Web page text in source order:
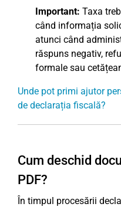
Important: Taxa
când informația
atunci când
răspuns negativ,
formale sau
Unde pot primi ajutor
de declarația fiscală?
Cum deschid
PDF?
În timpul procesării